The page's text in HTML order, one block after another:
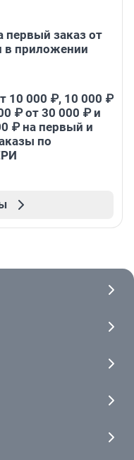
первый заказ от
в приложении
10 000 ₽, 10 000 ₽
₽ от 30 000 ₽ и
₽ на первый и
по